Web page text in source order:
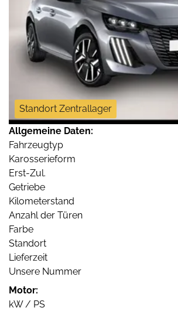
Standort Zentrallager
Allgemeine Daten:
Fahrzeugtyp
Karosserieform
Erst-Zul.
Getriebe
Kilometerstand
Anzahl der Türen
Farbe
Standort
Lieferzeit
Unsere Nummer
Motor:
kW / PS